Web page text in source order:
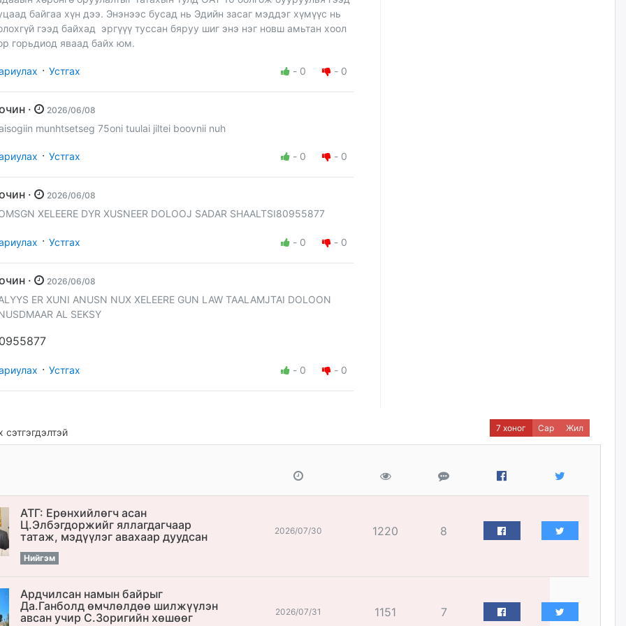
байгаа хүн дээ. Энэнээс бусад нь Эдийн засаг мэддэг хүмүүс нь
гээд байхад эргүүү туссан бяруу шиг энэ нэг новш амьтан хоол
горьдиод яваад байх юм.
· Устгах - 0 - 0
Зочин · 2026/06/08
munhtsetseg 75oni tuulai jiltei boovnii nuh
· Устгах - 0 - 0
Зочин · 2026/06/08
XELEERE DYR XUSNEER DOLOOJ SADAR SHAALTSI80955877
· Устгах - 0 - 0
Зочин · 2026/06/08
ER XUNI ANUSN NUX XELEERE GUN LAW TAALAMJTAI DOLOON
AL SEKSY
· Устгах - 0 - 0
хүртэлх 1.5 км урт авто зам
ашиглалтад орлоо
усны аюулаас сэрэмжилнэ үү
өчигдѳр
Д.Батлут: “Зэв” сумны
оруулж, гурван нэр төрлийг
үйлдвэрлэн дотоодын
хэрэгцээнд нийлүүлж эхэлсэн
7 хоног Сар Жил
АТГ: Ерөнхийлөгч асан
Ц.Элбэгдоржийг яллагдагчаар
татаж, мэдүүлэг авахаар дуудсан
Нийгэм
2026/07/30 1220 8
Ардчилсан намын байрыг
Да.Ганболд өмчлөлдөө шилжүүлэн
авсан учир С.Зоригийн хөшөөг
2026/07/31 1151 7